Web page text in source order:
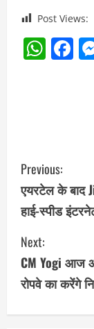
Post Views:
C
o
n
t
i
n
Previous:
एयरटेल के बाद
हाई-स्पीड
Next:
CM Yogi आज
रोपवे का करेंगे